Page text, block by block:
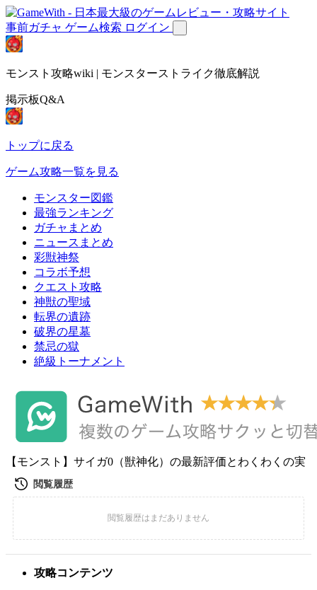
事前ガチャ ゲーム検索 ログイン
モンスト攻略wiki | モンスターストライク徹底解説
掲示板Q&A
トップに戻る
ゲーム攻略一覧を見る
モンスター図鑑
最強ランキング
ガチャまとめ
ニュースまとめ
彩獣神祭
コラボ予想
クエスト攻略
神獣の聖域
転界の遺跡
破界の星墓
禁忌の獄
絶級トーナメント
【モンスト】サイガ0（獣神化）の最新評価とわくわくの実
攻略コンテンツ